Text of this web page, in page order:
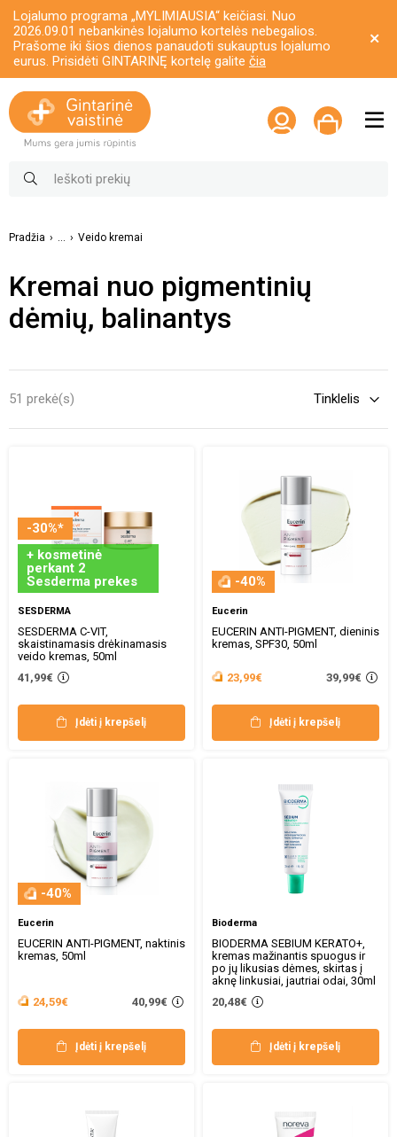
Lojalumo programa „MYLIMIAUSIA“ keičiasi. Nuo
2026.09.01 nebankinės lojalumo kortelės nebegalios.
Prašome iki šios dienos panaudoti sukauptus lojalumo
eurus. Prisidėti GINTARINĘ kortelę galite čia
Pradžia ... Veido kremai
Kremai nuo pigmentinių
dėmių, balinantys
51 prekė(s)
-30%*
+ kosmetinė
perkant 2
Sesderma prekes
SESDERMA
SESDERMA C-VIT,
skaistinamasis drėkinamasis
veido kremas, 50ml
41,99€
Įdėti į krepšelį
-40%
Eucerin
EUCERIN ANTI-PIGMENT, dieninis
kremas, SPF30, 50ml
23,99€ 39,99€
Įdėti į krepšelį
-40%
Eucerin
EUCERIN ANTI-PIGMENT, naktinis
kremas, 50ml
24,59€ 40,99€
Įdėti į krepšelį
Bioderma
BIODERMA SEBIUM KERATO+,
kremas mažinantis spuogus ir
po jų likusias dėmes, skirtas į
aknę linkusiai, jautriai odai, 30ml
20,48€
Įdėti į krepšelį